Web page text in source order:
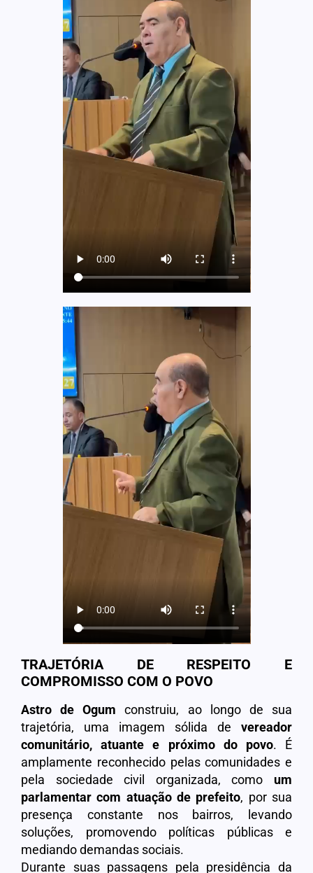
TRAJETÓRIA DE RESPEITO E
COMPROMISSO COM O POVO
Astro de Ogum construiu, ao longo de sua
trajetória, uma imagem sólida de vereador
comunitário, atuante e próximo do povo. É
amplamente reconhecido pelas comunidades e
pela sociedade civil organizada, como um
parlamentar com atuação de prefeito, por sua
presença constante nos bairros, levando
soluções, promovendo políticas públicas e
mediando demandas sociais.
Durante suas passagens pela presidência da